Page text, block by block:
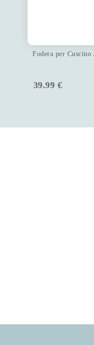
Fodera per
39.99 €